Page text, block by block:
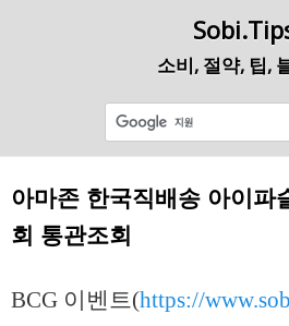
소비, 절약, 팁,
아마존 한국직배송 아이
회 통관조회
BCG 이벤트(https://